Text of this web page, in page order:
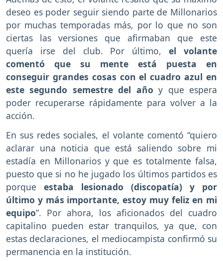
deseo es poder seguir siendo parte de Millonarios
por muchas temporadas más, por lo que no son
ciertas las versiones que afirmaban que este
quería irse del club. Por último,el volante
comentó que su mente está puesta en
conseguir grandes cosas con el cuadro azul en
este segundo semestre del año y que espera
poder recuperarse rápidamente para volver a la
acción.
En sus redes sociales, el volante comentó “quiero
aclarar una noticia que está saliendo sobre mi
estadía en Millonarios y que es totalmente falsa,
puesto que si no he jugado los últimos partidos es
porque estaba lesionado (discopatía) y por
último y más importante, estoy muy feliz en mi
equipo”. Por ahora, los aficionados del cuadro
capitalino pueden estar tranquilos, ya que, con
estas declaraciones, el mediocampista confirmó su
permanencia en la institución.